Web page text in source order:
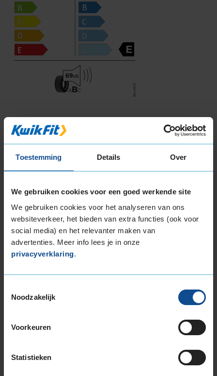
Toestemming Details Over
We gebruiken cookies voor een goed werkende site
We gebruiken cookies voor het analyseren van ons
websiteverkeer, het bieden van extra functies (ook voor
social media) en het relevanter maken van
advertenties. Meer info lees je in onze
privacyverklaring.
Noodzakelijk
Voorkeuren
Statistieken
E
69
ABC
De fabrikant van deze band heeft op dit
moment geen waarde voor de
brandstofefficiëntie van deze band beschikbaar.
In de categorie grip op nat wegdek is deze band
deze band matige tot zwakke grip heeft bij
natte weersomstandigheden.
De band heeft een extern rolgeluid van 69 dB
met B-notering, wat betekent dat deze band
een normale geluidsproductie heeft.
Wil je nog meer informatie over het